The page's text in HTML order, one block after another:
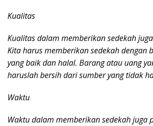
Kualitas
Kualitas dalam memberikan sedekah
Kita harus memberikan sedekah dengan
yang baik dan halal. Barang atau uang
haruslah bersih dari sumber yang tidak
Waktu
Waktu dalam memberikan sedekah juga